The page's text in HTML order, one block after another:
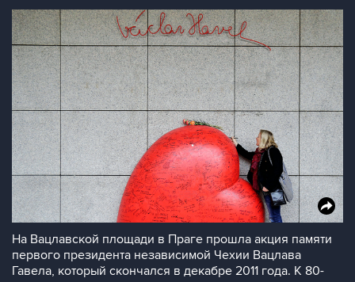
На Вацлавской площади в Праге прошла акция памяти
первого президента независимой Чехии Вацлава
Гавела, который скончался в декабре 2011 года. К 80-